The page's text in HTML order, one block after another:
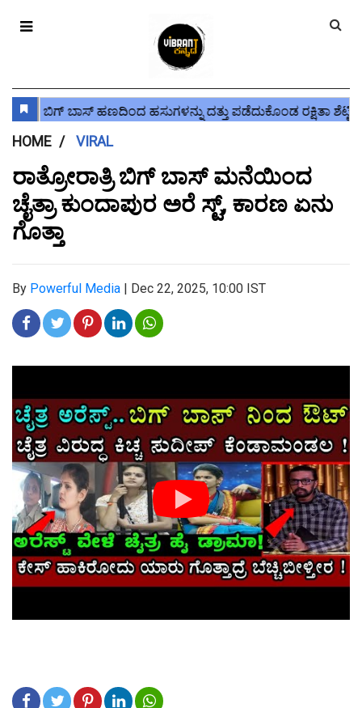
HOME VIRAL
ರಾತ್ರೋರಾತ್ರಿ ಬಿಗ್ ಬಾಸ್ ಮನೆಯಿಂದ
ಚೈತ್ರಾ ಕುಂದಾಪುರ ಅರೆ ಸ್ಟ್, ಕಾರಣ ಏನು
ಗೊತ್ತಾ
By Powerful Media | Dec 22, 2025, 10:00 IST